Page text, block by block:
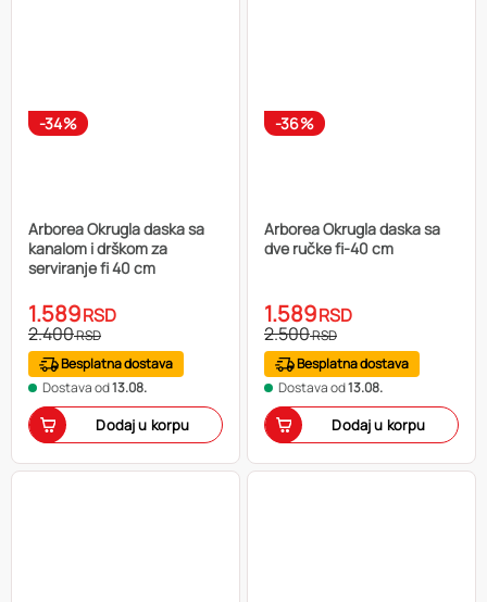
-34%
Arborea Okrugla daska sa
kanalom i drškom za
serviranje fi 40 cm
1.589RSD
2.400RSD
Besplatna dostava
Dostava od13.08.
Dodaj u korpu
-36%
Arborea Okrugla daska sa
dve ručke fi-40 cm
1.589RSD
2.500RSD
Besplatna dostava
Dostava od13.08.
Dodaj u korpu